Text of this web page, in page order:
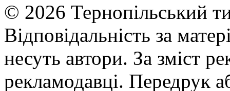
© 2026 Тернопільський
Відповідальність за
несуть автори. За зміст
рекламодавці. Передрук